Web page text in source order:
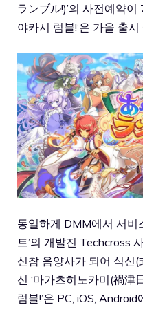
ランブル!)’의 사전예약
야카시 럼블!’은 가을 출시
동일하게 DMM에서 서비
트’의 개발진 Techcross
신참 음양사가 되어 식신
신 ‘마가츠히노카미(禍津
럼블!’은 PC, iOS,